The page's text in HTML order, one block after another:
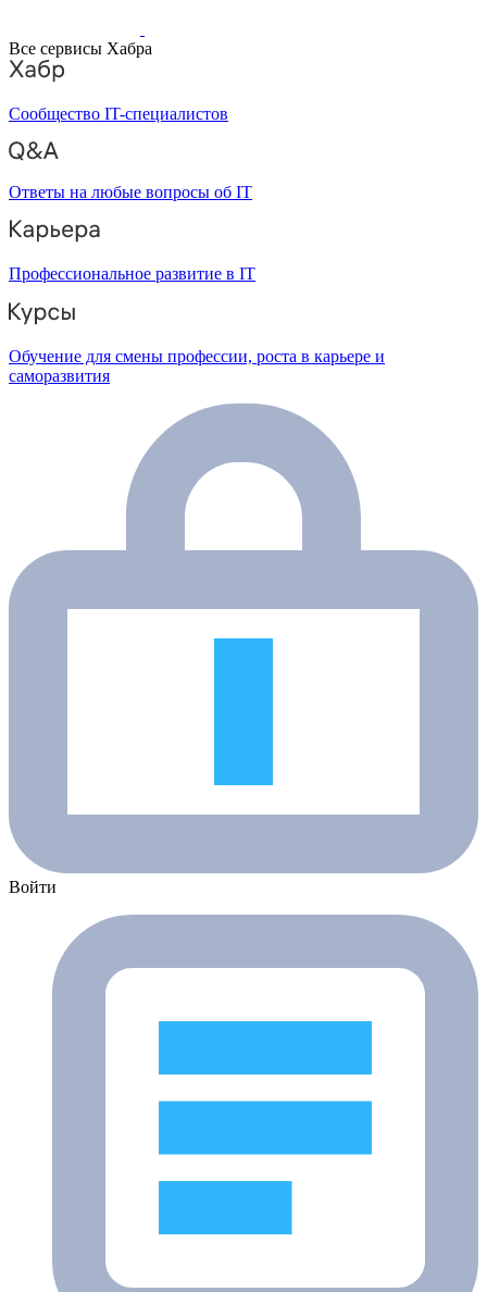
Все сервисы Хабра
Сообщество IT-специалистов
Ответы на любые вопросы об IT
Профессиональное развитие в IT
Обучение для смены профессии, роста в карьере и
саморазвития
Войти